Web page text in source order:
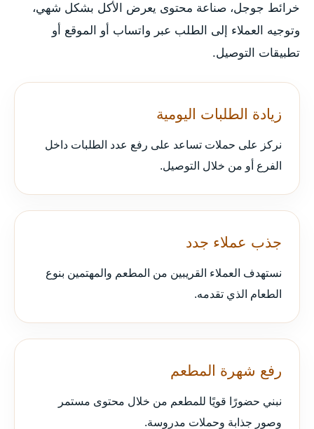
خرائط جوجل، صناعة محتوى يعرض الأكل بشكل شهي،
وتوجيه العملاء إلى الطلب عبر واتساب أو الموقع أو
تطبيقات التوصيل.
زيادة الطلبات اليومية
نركز على حملات تساعد على رفع عدد الطلبات داخل
الفرع أو من خلال التوصيل.
جذب عملاء جدد
نستهدف العملاء القريبين من المطعم والمهتمين بنوع
الطعام الذي تقدمه.
رفع شهرة المطعم
نبني حضورًا قويًا للمطعم من خلال محتوى مستمر
وصور جذابة وحملات مدروسة.